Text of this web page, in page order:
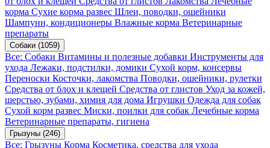
корма Сухие корма развес Шлеи, поводки, ошейники
Шампуни, кондиционеры Влажные корма Ветеринарные
препараты
Собаки (1059)
Все: Собаки Витамины и полезные добавки Инструменты для
ухода Лежаки, подстилки, домики Сухой корм, консервы
Переноски Косточки, лакомства Поводки, ошейники, рулетки
Средства от блох и клещей Средства от глистов Уход за кожей,
шерстью, зубами, химия для дома Игрушки Одежда для собак
Сухой корм развес Миски, поилки для собак Лечебные корма
Ветеринарные препараты, гигиена
Грызуны (246)
Все: Грызуны Корма Косметика, средства для ухода